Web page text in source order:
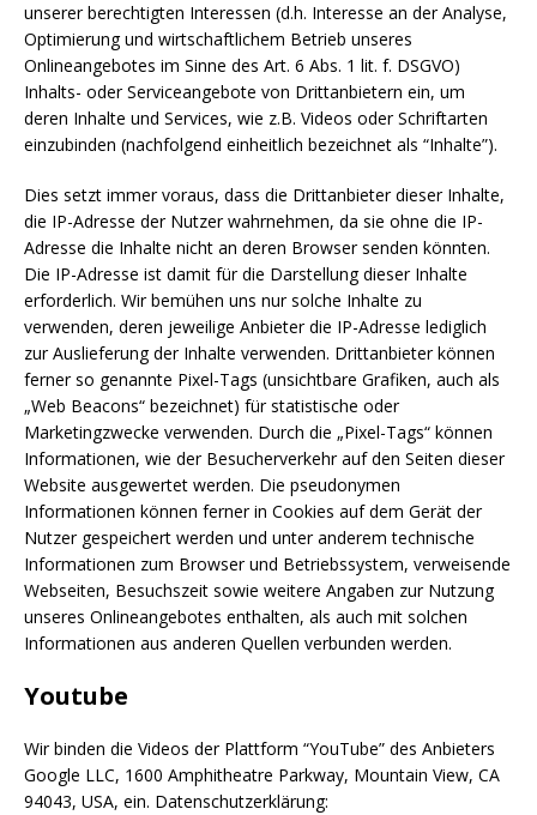
unserer berechtigten Interessen (d.h. Interesse an der Analyse,
Optimierung und wirtschaftlichem Betrieb unseres
Onlineangebotes im Sinne des Art. 6 Abs. 1 lit. f. DSGVO)
Inhalts- oder Serviceangebote von Drittanbietern ein, um
deren Inhalte und Services, wie z.B. Videos oder Schriftarten
einzubinden (nachfolgend einheitlich bezeichnet als “Inhalte”).
Dies setzt immer voraus, dass die Drittanbieter dieser Inhalte,
die IP-Adresse der Nutzer wahrnehmen, da sie ohne die IP-
Adresse die Inhalte nicht an deren Browser senden könnten.
Die IP-Adresse ist damit für die Darstellung dieser Inhalte
erforderlich. Wir bemühen uns nur solche Inhalte zu
verwenden, deren jeweilige Anbieter die IP-Adresse lediglich
zur Auslieferung der Inhalte verwenden. Drittanbieter können
ferner so genannte Pixel-Tags (unsichtbare Grafiken, auch als
„Web Beacons“ bezeichnet) für statistische oder
Marketingzwecke verwenden. Durch die „Pixel-Tags“ können
Informationen, wie der Besucherverkehr auf den Seiten dieser
Website ausgewertet werden. Die pseudonymen
Informationen können ferner in Cookies auf dem Gerät der
Nutzer gespeichert werden und unter anderem technische
Informationen zum Browser und Betriebssystem, verweisende
Webseiten, Besuchszeit sowie weitere Angaben zur Nutzung
unseres Onlineangebotes enthalten, als auch mit solchen
Informationen aus anderen Quellen verbunden werden.
Youtube
Wir binden die Videos der Plattform “YouTube” des Anbieters
Google LLC, 1600 Amphitheatre Parkway, Mountain View, CA
94043, USA, ein. Datenschutzerklärung: